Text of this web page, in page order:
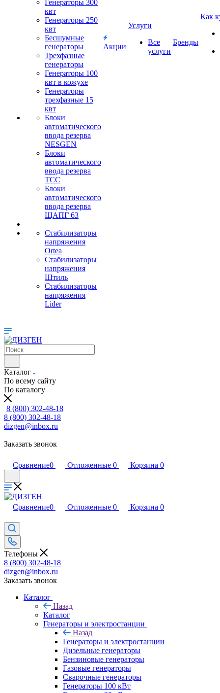
Генераторы 300
квт
Генераторы 250
квт
Бесшумные
генераторы
Трехфазные
генераторы
Генераторы 100
квт в кожухе
Генераторы
трехфазные 15
квт
Блоки
автоматического
ввода резерва
NESGEN
Блоки
автоматического
ввода резерва
ТСС
Блоки
автоматического
ввода резерва
ЩАПГ 63
Стабилизаторы
напряжения
Ortea
Стабилизаторы
напряжения
Штиль
Стабилизаторы
напряжения
Lider
Акции
Услуги
Все
услуги
Бренды
Как
Каталог
По всему сайту
По каталогу
8 (800) 302-48-18
8 (800) 302-48-18
dizgen@inbox.ru
Заказать звонок
Сравнение0 Отложенные 0 Корзина 0
Сравнение0 Отложенные 0 Корзина 0
Телефоны
8 (800) 302-48-18
dizgen@inbox.ru
Заказать звонок
Каталог
Назад
Каталог
Генераторы и электростанции
Назад
Генераторы и электростанции
Дизельные генераторы
Бензиновые генераторы
Газовые генераторы
Сварочные генераторы
Генераторы 100 кВт